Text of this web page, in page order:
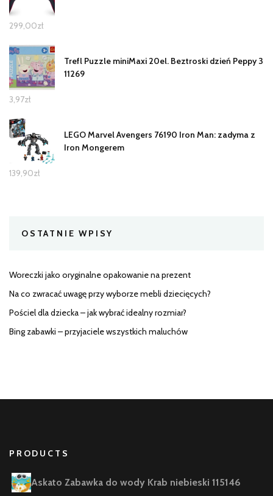
299,00zł
Trefl Puzzle miniMaxi 20el. Beztroski dzień Peppy 3
11269
3,97zł
LEGO Marvel Avengers 76190 Iron Man: zadyma z
Iron Mongerem
139,90zł
OSTATNIE WPISY
Woreczki jako oryginalne opakowanie na prezent
Na co zwracać uwagę przy wyborze mebli dziecięcych?
Pościel dla dziecka – jak wybrać idealny rozmiar?
Bing zabawki – przyjaciele wszystkich maluchów
PRODUCTS
Askato Zabawka do wody Krab niebieski 115146